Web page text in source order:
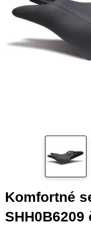
Komfortné